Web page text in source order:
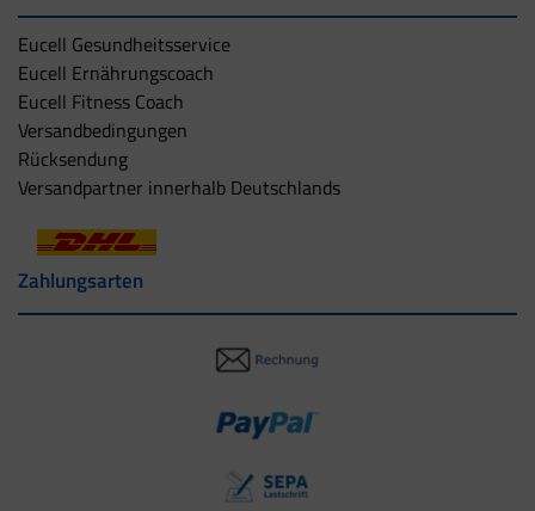
Eucell Gesundheitsservice
Eucell Ernährungscoach
Eucell Fitness Coach
Versandbedingungen
Rücksendung
Versandpartner innerhalb Deutschlands
Zahlungsarten